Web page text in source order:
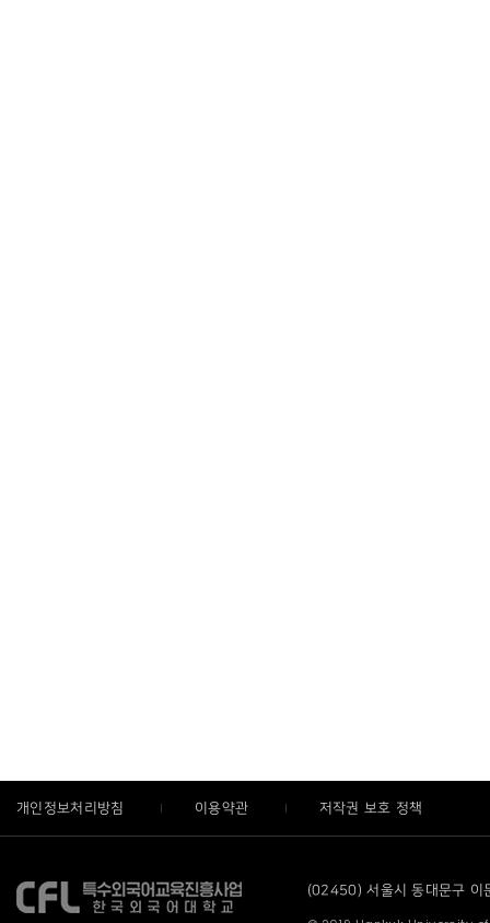
개인정보처리방침 이용약관 저작권 보호 정책
(02450) 서울시 동대문구